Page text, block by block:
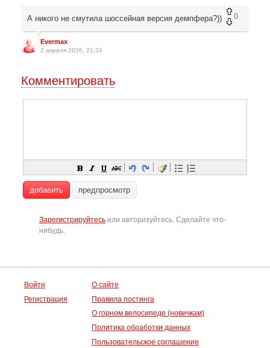
0
А никого не смутила шоссейная версия демпфера?))
Evermax
2 апреля 2026, 21:24
Комментировать
добавить предпросмотр
Зарегистрируйтесь или авторизуйтесь. Сделайте что-
нибудь.
Войти
Регистрация
О сайте
Правила постинга
О горном велосипеде (новичкам)
Политика обработки данных
Пользовательское соглашение